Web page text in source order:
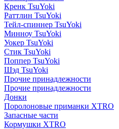
Кренк TsuYoki
Раттлин TsuYoki
Тейл-спиннер TsuYoki
Минноу TsuYoki
Уокер TsuYoki
Стик TsuYoki
Поппер TsuYoki
Шэд TsuYoki
Прочие принадлежности
Прочие принадлежности
Донки
Поролоновые приманки XTRO
Запасные части
Кормушки XTRO